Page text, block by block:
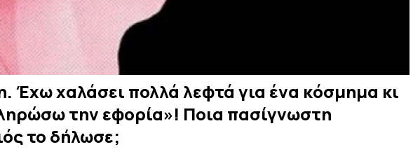
Έχω χαλάσει πολλά λεφτά για ένα κόσμημα κι
την εφορία»! Ποια πασίγνωστη
το δήλωσε;